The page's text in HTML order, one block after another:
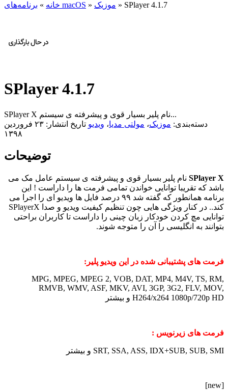
خانه » برنامه‌های macOS » موزیک » SPlayer 4.1.7
SPlayer 4.1.7
SPlayer X نام پلیر بسیار قوی و پیشرفته ی سیستم...
دسته‌بندی: موزیک، مولتی مدیا، ویدیو
تاریخ انتشار: ۲۳ فروردین
۱۳۹۸
توضیحات
SPlayer X نام پلیر بسیار قوی و پیشرفته ی سیستم عامل مک می
باشد که تقریبا توانایی خواندن تمامی فرمت ها را داراست ! این
برنامه همانطور که گفته شد ۹۹ درصد فایل ها ویدیو ای را اجرا می
کند.. در کنار ویژگی هایی چون تنظیم کیفیت ویدیو و صدا SPlayerX
توانایی مچ کردن خودکار زبان چینی را داراست تا کاربران براحتی
بتوانند به انگلیسی را آن را متوجه شوند.
فرمت های پشتیبانی شده در این ویدیو پلیر:
MPG, MPEG, MPEG 2, VOB, DAT, MP4, M4V, TS, RM,
RMVB, WMV, ASF, MKV, AVI, 3GP, 3G2, FLV, MOV,
H264/x264 1080p/720p HD و بیشتر
فرمت های زیرنویس :
SRT, SSA, ASS, IDX+SUB, SUB, SMI و بیشتر
[new]